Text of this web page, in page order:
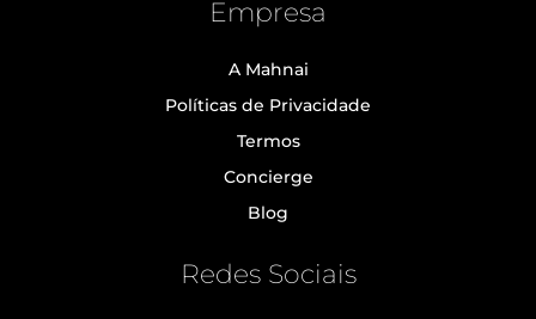
Empresa
A Mahnai
Políticas de Privacidade
Termos
Concierge
Blog
Redes Sociais